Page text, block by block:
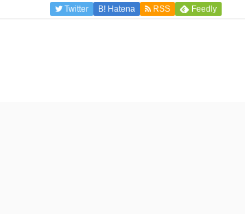
Twitter B! Hatena RSS Feedly